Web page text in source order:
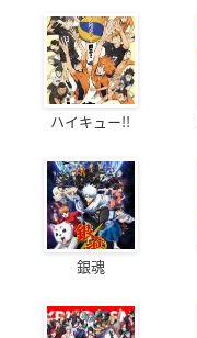
ハイキュー!!
銀魂